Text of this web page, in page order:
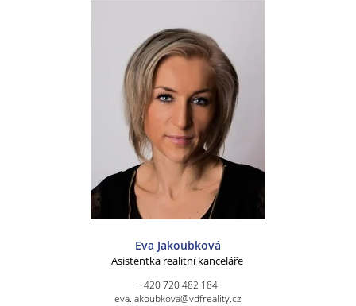
Eva Jakoubková
Asistentka realitní kanceláře
+420 720 482 184
eva.jakoubkova@vdfreality.cz